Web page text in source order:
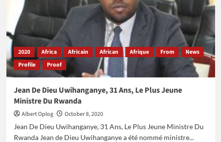
Ambitieux
Pilotes
Du
Transport
Aérien
2020 Africa Africain African Afrique From
News
Profile
Proof
Jean De Dieu Uwihanganye, 31 Ans, Le Plus Jeune
Ministre Du Rwanda
Albert Oplog
October 8, 2020
Jean De Dieu Uwihanganye, 31 Ans, Le Plus Jeune Ministre Du
Rwanda Jean de Dieu Uwihanganye a été nommé ministre...